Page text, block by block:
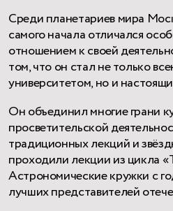
Среди планетариев мира
самого начала отличался
отношением к своей
том, что он стал не только
университетом, но и
Он объединил многие грани
просветительской
традиционных лекций и
проходили лекции из цикла
Астрономические кружки с
лучших представителей